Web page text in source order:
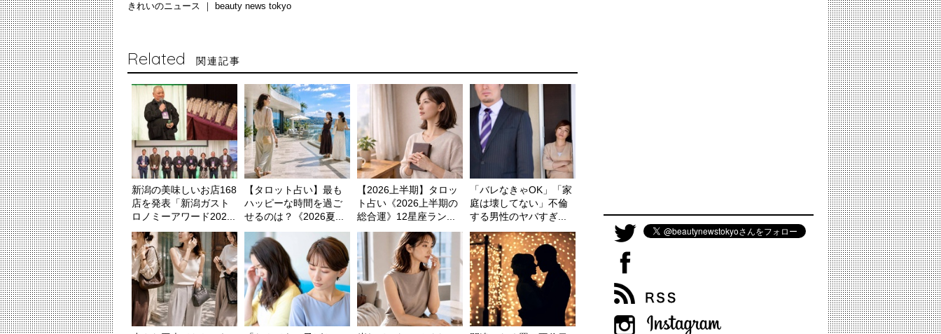
きれいのニュース ｜
beauty news tokyo
Related 関連記事
新潟の美味しいお店168
店を発表「新潟ガスト
ロノミーアワード202...
【タロット占い】最も
ハッピーな時間を過ご
せるのは？《2026夏...
【2026上半期】タロッ
ト占い《2026上半期の
総合運》12星座ラン...
「バレなきゃOK」「家
庭は壊してない」不倫
する男性のヤバすぎ...